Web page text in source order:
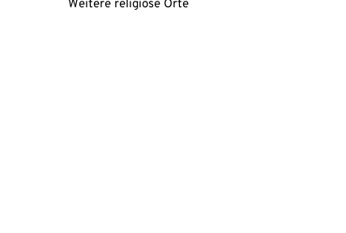
Weitere religiöse Orte